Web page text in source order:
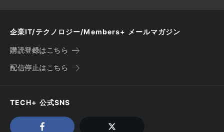
企業IT/テクノロジー/Members+ メールマガジン
購読登録はこちら
配信停止はこちら
TECH+ 公式SNS